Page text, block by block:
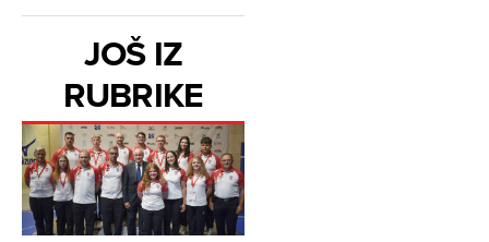
JOŠ IZ
RUBRIKE